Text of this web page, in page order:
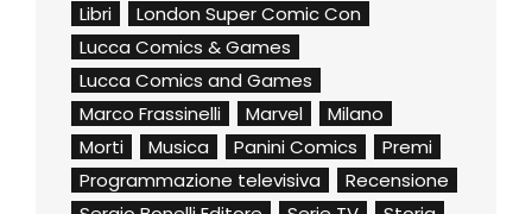
Libri
London Super Comic Con
Lucca Comics & Games
Lucca Comics and Games
Marco Frassinelli
Marvel
Milano
Morti
Musica Panini Comics
Premi
Programmazione televisiva
Recensione